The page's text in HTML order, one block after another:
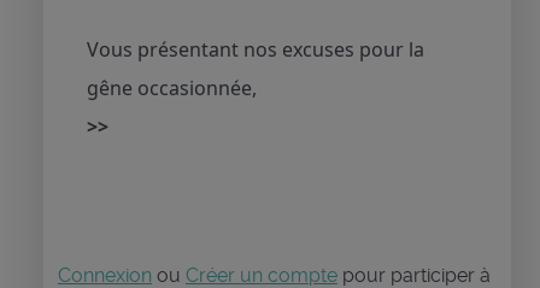
Vous présentant nos excuses pour la
gêne occasionnée,
>>
Connexion ou Créer un compte pour participer à